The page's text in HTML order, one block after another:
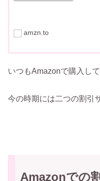
amzn.to
いつもAmazonで購入して
今の時期には二つの割引
Amazonでの